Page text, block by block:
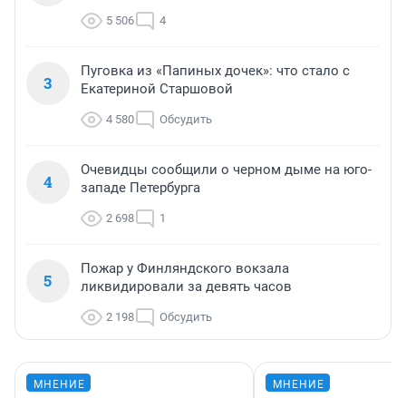
5 506 4
3
Пуговка из «Папиных дочек»: что стало с
Екатериной Старшовой
4 580 Обсудить
4
Очевидцы сообщили о черном дыме на юго-
западе Петербурга
2 698 1
5
Пожар у Финляндского вокзала
ликвидировали за девять часов
2 198 Обсудить
МНЕНИЕ МНЕНИЕ